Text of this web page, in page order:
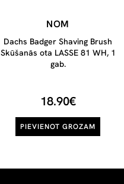
NOM
Dachs Badger Shaving Brush
Skūšanās ota LASSE 81 WH, 1
gab.
18.90€
PIEVIENOT GROZAM